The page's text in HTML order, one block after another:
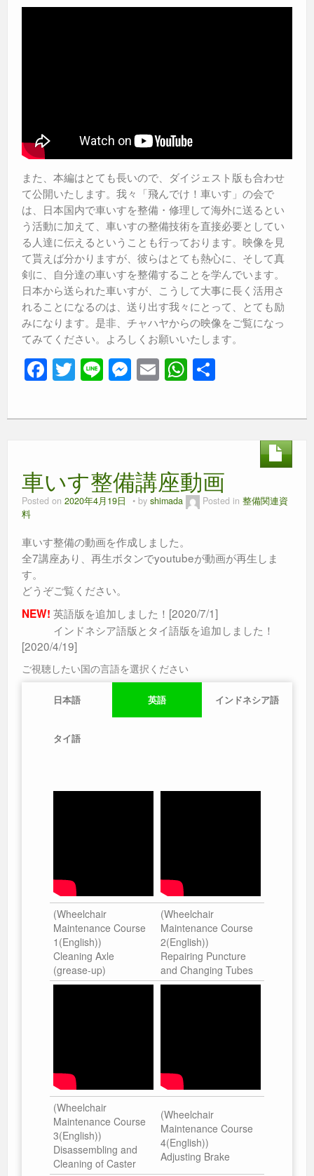
また、本編はとても長いので、ダイジェスト版も合わせ
て公開いたします。我々「飛んでけ！車いす」の会で
は、日本国内で車いすを整備・修理して海外に送るとい
う活動に加えて、車いすの整備技術を直接必要としてい
る人達に伝えるということも行っております。映像を見
て貰えば分かりますが、彼らはとても熱心に、そして真
剣に、自分達の車いすを整備することを学んでいます。
日本から送られた車いすが、こうして大事に長く活用さ
れることになるのは、送り出す我々にとって、とても励
みになります。是非、チャハヤからの映像をご覧になっ
てみてください。よろしくお願いいたします。
F
a
c
o
o
T
wi
tt
Li
n
e
M
e
ss
g
er
E
m
ail
W
h
at
p
p
車いす整備講座動画
Posted on 2020年4月19日 by shimada Posted in 整備関連資
料
車いす整備の動画を作成しました。
全7講座あり、再生ボタンでyoutubeが動画が再生しま
す。
どうぞご覧ください。
NEW! 英語版を追加しました！[2020/7/1]
インドネシア語版とタイ語版を追加しました！
[2020/4/19]
ご視聴したい国の言語を選択ください
日本語 英語 インドネシア語
タイ語
(Wheelchair
Maintenance Course
1(English))
Cleaning Axle
(grease-up)
(Wheelchair
Maintenance Course
2(English))
Repairing Puncture
and Changing Tubes
(Wheelchair
Maintenance Course
3(English))
Disassembling and
Cleaning of Caster
(Wheelchair
Maintenance Course
4(English))
Adjusting Brake